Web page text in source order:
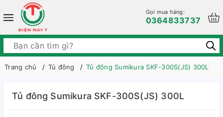
Gọi mua hàng:
0364833737
Trang chủ Tủ đông Tủ đông Sumikura SKF-300S(JS) 300L
Tủ đông Sumikura SKF-300S(JS) 300L